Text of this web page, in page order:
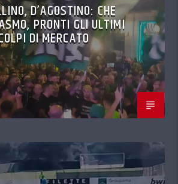
D’AGOSTINO: CHE
PRONTI GLI ULTIMI
DI MERCATO